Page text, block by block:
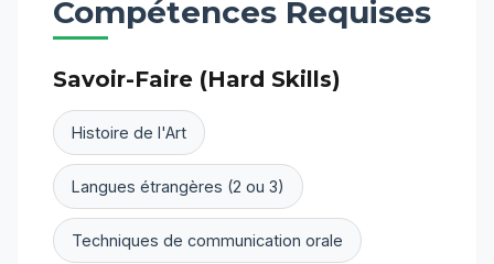
Compétences Requises
Savoir-Faire (Hard Skills)
Histoire de l'Art
Langues étrangères (2 ou 3)
Techniques de communication orale